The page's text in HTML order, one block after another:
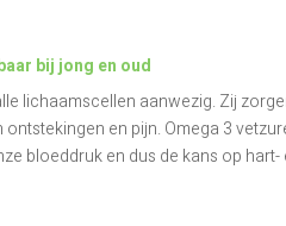
bij jong en oud
lichaamscellen aanwezig. Zij
ontstekingen en pijn. Omega 3
bloeddruk en dus de kans op